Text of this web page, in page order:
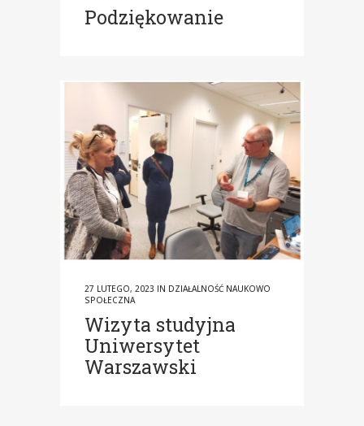
Podziękowanie
27 LUTEGO, 2023 IN DZIAŁALNOŚĆ NAUKOWO
SPOŁECZNA
Wizyta studyjna
Uniwersytet
Warszawski